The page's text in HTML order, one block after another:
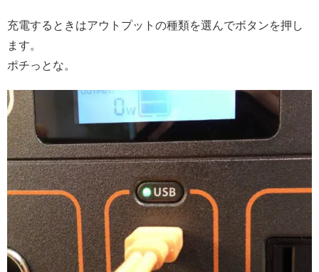
充電するときはアウトプットの種類を選んでボタンを押し
ます。
ポチっとな。